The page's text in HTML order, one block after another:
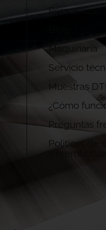
Maquinaria
Servicio
Muestras
¿Cómo
Preguntas
Politicas de